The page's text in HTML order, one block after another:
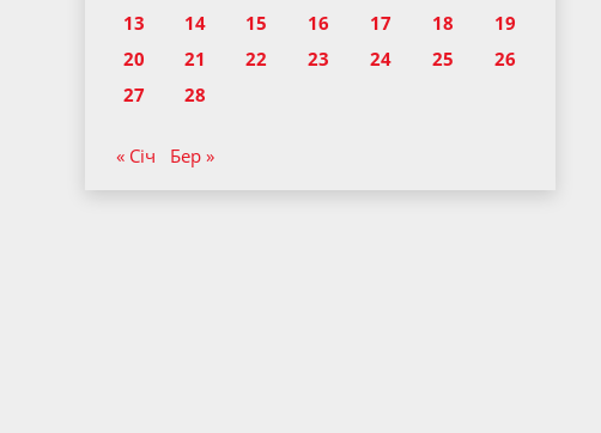
13
14 15 16 17 18
19
20
21 22 23 24 25
26
27
28
« Січ Бер »